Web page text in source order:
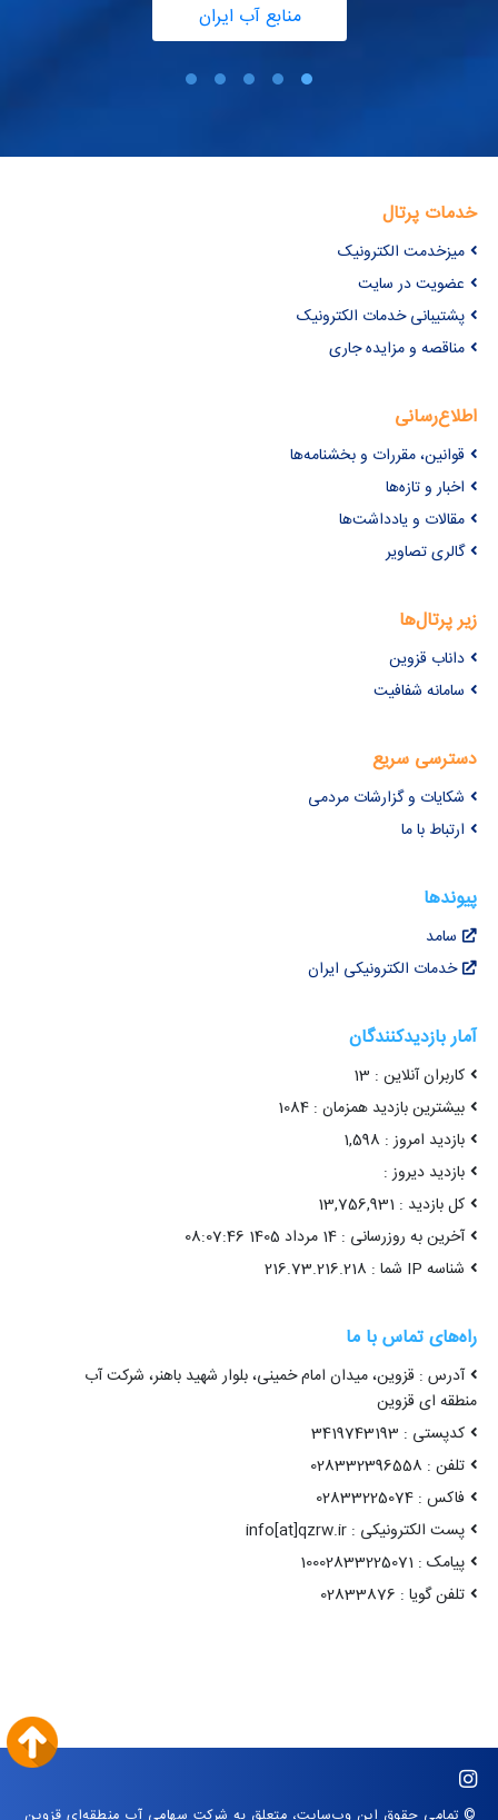
منابع آب ایران
خدمات پرتال
میزخدمت الکترونیک
عضویت در سایت
پشتیبانی خدمات الکترونیک
مناقصه و مزایده جاری
اطلاع‌رسانی
قوانین، مقررات و بخشنامه‌ها
اخبار و تازه‌ها
مقالات و یادداشت‌ها
گالری تصاویر
زیر پرتال‌ها
داناب قزوین
سامانه شفافیت
دسترسی سریع
شکایات و گزارشات مردمی
ارتباط با ما
پیوندها
سامد
خدمات الکترونیکی ایران
آمار بازدیدکنندگان
کاربران آنلاین : 13
بیشترین بازدید همزمان : 1084
بازدید امروز : 1,598
بازدید دیروز :
کل بازدید : 13,756,931
آخرین به روزرسانی : 14 مرداد 1405 08:07:46
شناسه IP شما : 216.73.216.218
راه‌های تماس با ما
آدرس : قزوین، میدان امام خمینی، بلوار شهید باهنر، شرکت آب
منطقه ای قزوین
کدپستی : 3419743193
تلفن : 028332396558
فاکس : 02833225074
پست الکترونیکی : info[at]qzrw.ir
پیامک : 10002833225071
تلفن گویا : 02833876